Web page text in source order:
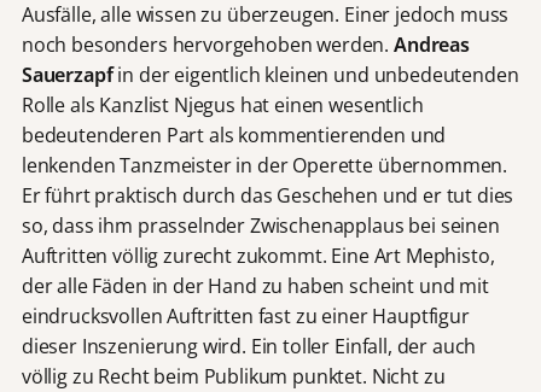
Ausfälle, alle wissen zu überzeugen. Einer jedoch muss
noch besonders hervorgehoben werden. Andreas
Sauerzapfin der eigentlich kleinen und unbedeutenden
Rolle als Kanzlist Njegus hat einen wesentlich
bedeutenderen Part als kommentierenden und
lenkenden Tanzmeister in der Operette übernommen.
Er führt praktisch durch das Geschehen und er tut dies
so, dass ihm prasselnder Zwischenapplaus bei seinen
Auftritten völlig zurecht zukommt. Eine Art Mephisto,
der alle Fäden in der Hand zu haben scheint und mit
eindrucksvollen Auftritten fast zu einer Hauptfigur
dieser Inszenierung wird. Ein toller Einfall, der auch
völlig zu Recht beim Publikum punktet. Nicht zu